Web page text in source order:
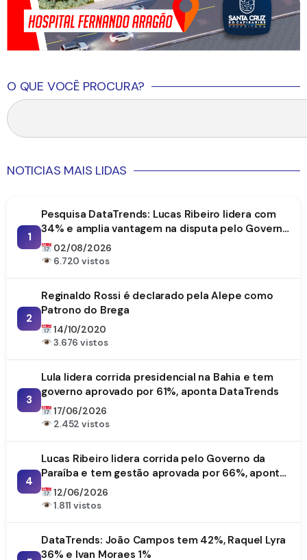
O QUE VOCÊ PROCURA?
NOTICIAS MAIS LIDAS
1
Pesquisa DataTrends: Lucas Ribeiro lidera com
34% e amplia vantagem na disputa pelo Governo
da Paraíba
02/08/2026
6.720 vistos
2
Reginaldo Rossi é declarado pela Alepe como
Patrono do Brega
14/10/2020
3.676 vistos
3
Lula lidera corrida presidencial na Bahia e tem
governo aprovado por 61%, aponta DataTrends
17/06/2026
2.452 vistos
4
Lucas Ribeiro lidera corrida pelo Governo da
Paraíba e tem gestão aprovada por 66%, aponta
DataTrends
12/06/2026
1.811 vistos
DataTrends: João Campos tem 42%, Raquel Lyra
36% e Ivan Moraes 1%